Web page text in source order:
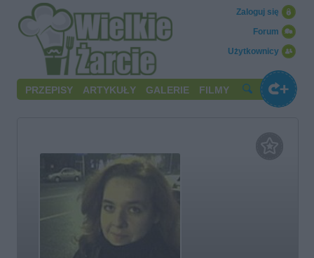
Użytkownicy
Forum
Zaloguj się
PRZEPISY ARTYKUŁY GALERIE FILMY